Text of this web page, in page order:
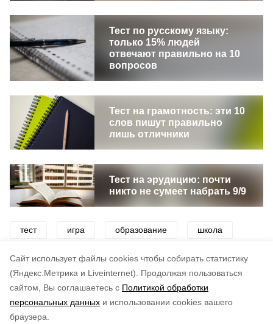
Cайт использует файлы cookies чтобы собирать статистику
(Яндекс.Метрика и Liveinternet).
Продолжая пользоваться
сайтом, Вы соглашаетесь с Политикой обработки
персональных данных и использовании cookies вашего
браузера.
Тест по русскому языку:
только 15% людей
отвечают правильно на 10
вопросов
Тест на грамотность: эти 10
слов пишут правильно
лишь отличники
Тест на эрудицию: почти
никто не сумеет набрать 9/9
тест игра образование школа
викторины развлечения
по оценке